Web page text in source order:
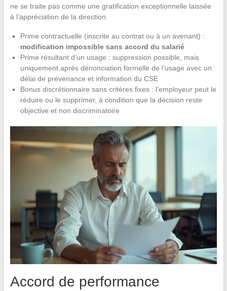
ne se traite pas comme une gratification exceptionnelle laissée
à l’appréciation de la direction.
Prime contractuelle (inscrite au contrat ou à un avenant) :
modification impossible sans accord du salarié
Prime résultant d’un usage : suppression possible, mais
uniquement après dénonciation formelle de l’usage avec un
délai de prévenance et information du CSE
Bonus discrétionnaire sans critères fixes : l’employeur peut le
réduire ou le supprimer, à condition que la décision reste
objective et non discriminatoire
Accord de performance